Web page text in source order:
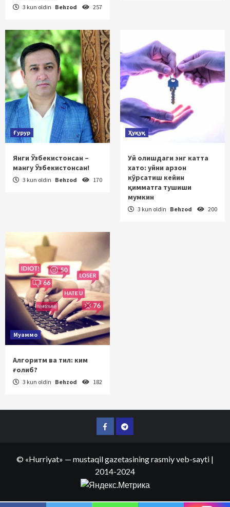
3 kun oldin Behzod 257
Ғурур
Янги Ўзбекистонсан –
мангу Ўзбекистонсан!
3 kun oldin Behzod 170
Ҳуқуқ
Уй олишдаги энг катта
хато: уйни арзон
кўрсатиш кейин
қимматга тушиши
мумкин
3 kun oldin Behzod 200
Муаммо
Алгоритм ва тил: ким
ғолиб?
3 kun oldin Behzod 182
FacebookTelegram
© «Hurriyat» — mustaqil gazetasining rasmiy veb-sayti |
2014-2024